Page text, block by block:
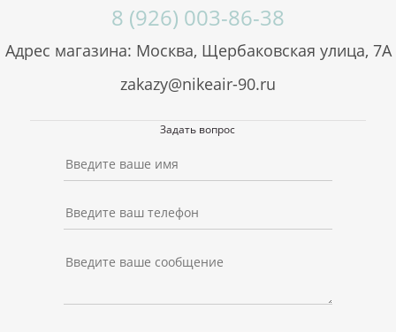
8 (926) 003-86-38
Адрес магазина: Москва, Щербаковская улица, 7А
zakazy@nikeair-90.ru
Задать вопрос